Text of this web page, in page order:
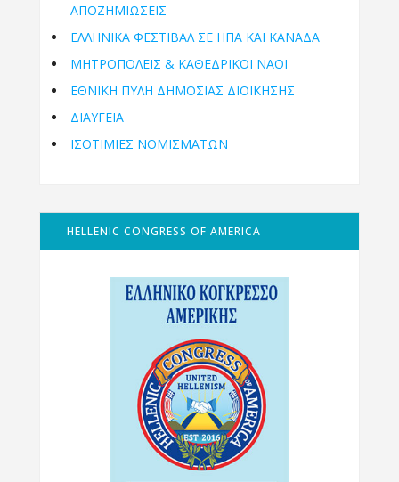
ΑΠΟΖΗΜΙΩΣΕΙΣ
ΕΛΛΗΝΙΚΆ ΦΕΣΤΙΒΆΛ ΣΕ ΗΠΑ ΚΑΙ ΚΑΝΑΔΑ
ΜΗΤΡΟΠΌΛΕΙΣ & ΚΑΘΕΔΡΙΚΟΊ ΝΑΟΊ
ΕΘΝΙΚΉ ΠΎΛΗ ΔΗΜΌΣΙΑΣ ΔΙΟΊΚΗΣΗΣ
ΔΙΑΥΓΕΙΑ
ΙΣΟΤΙΜΙΕΣ ΝΟΜΙΣΜΑΤΩΝ
HELLENIC CONGRESS OF AMERICA